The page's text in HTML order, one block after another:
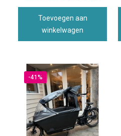
Toevoegen aan
winkelwagen
-41%